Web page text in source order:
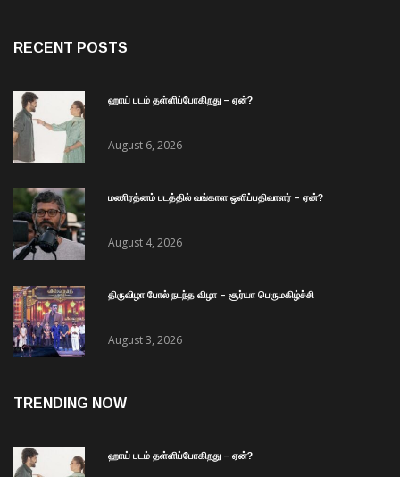
RECENT POSTS
ஹாய் படம் தள்ளிப்போகிறது – ஏன்?
August 6, 2026
மணிரத்னம் படத்தில் வங்காள ஒளிப்பதிவாளர் – ஏன்?
August 4, 2026
திருவிழா போல் நடந்த விழா – சூர்யா பெருமகிழ்ச்சி
August 3, 2026
TRENDING NOW
ஹாய் படம் தள்ளிப்போகிறது – ஏன்?